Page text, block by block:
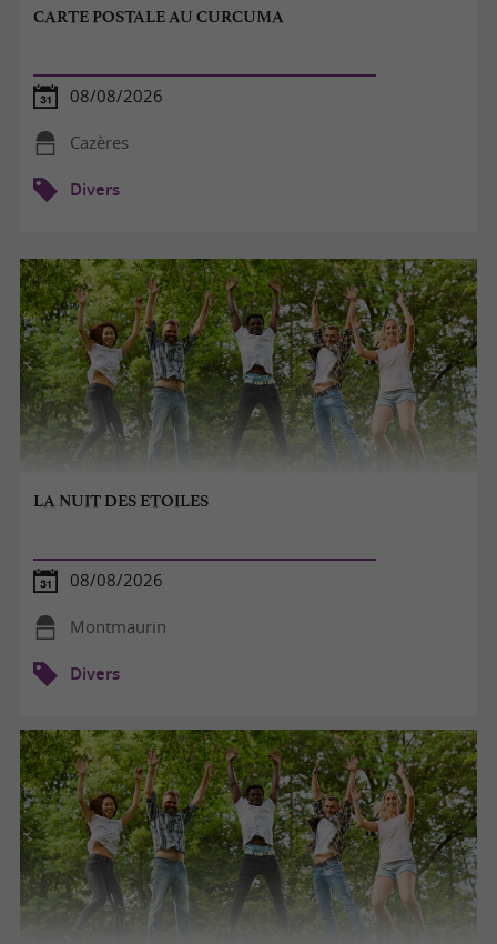
CARTE POSTALE AU CURCUMA
08/08/2026
Cazères
Divers
LA NUIT DES ETOILES
08/08/2026
Montmaurin
Divers